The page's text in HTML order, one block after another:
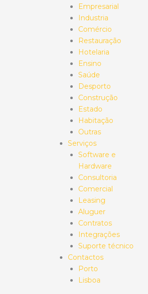
Empresarial
Industria
Comércio
Restauração
Hotelaria
Ensino
Saúde
Desporto
Construção
Estado
Habitação
Outras
Serviços
Software e
Hardware
Consultoria
Comercial
Leasing
Aluguer
Contratos
Integrações
Suporte técnico
Contactos
Porto
Lisboa